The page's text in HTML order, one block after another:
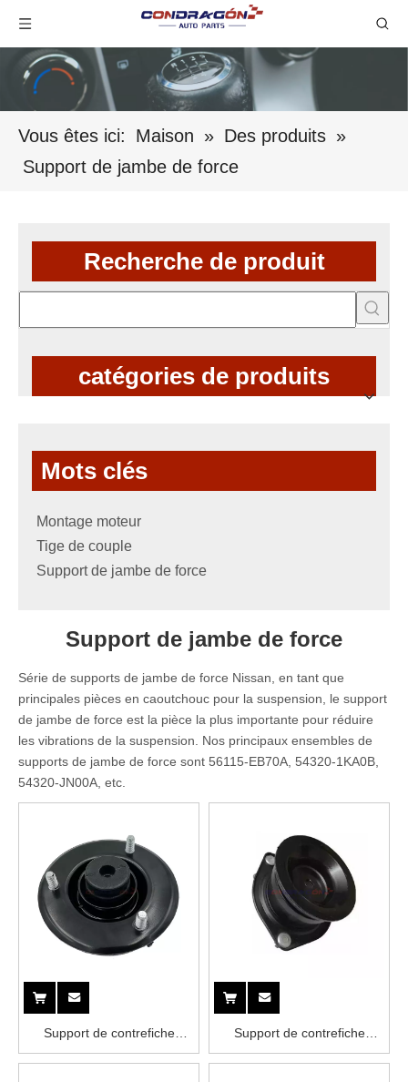
Vous êtes ici: Maison » Des produits »
Support de jambe de force
Recherche de produit
catégories de produits
Mots clés
Montage moteur
Tige de couple
Support de jambe de force
Support de jambe de force
Série de supports de jambe de force Nissan, en tant que
principales pièces en caoutchouc pour la suspension, le support
de jambe de force est la pièce la plus importante pour réduire
les vibrations de la suspension. Nos principaux ensembles de
supports de jambe de force sont 56115-EB70A, 54320-1KA0B,
54320-JN00A, etc.
Support de contrefiche
56115-EB70A NISSAN
Support de contrefiche
54320-0B000 NISSAN